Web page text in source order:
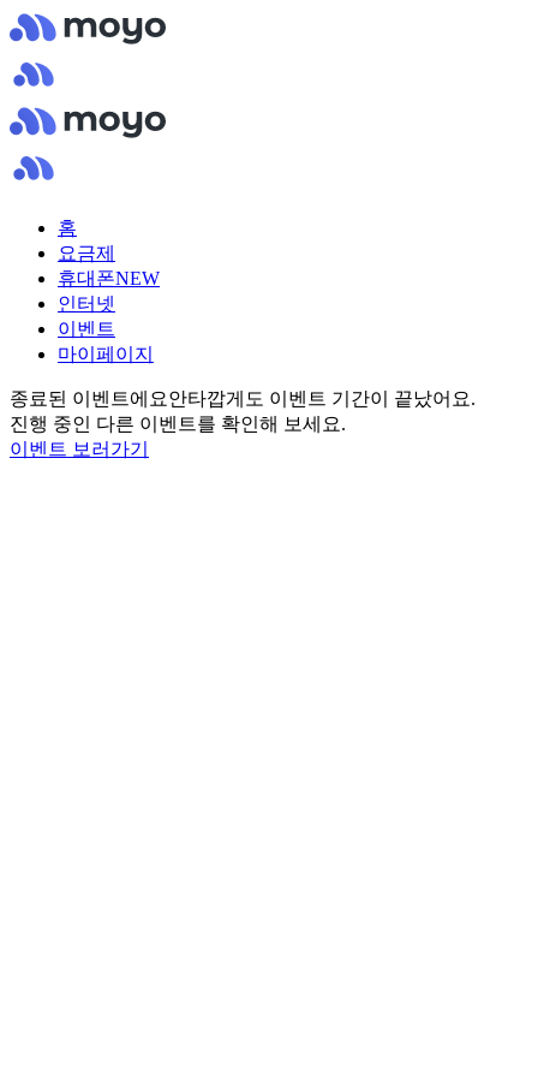
홈
요금제
휴대폰NEW
인터넷
이벤트
마이페이지
종료된 이벤트에요안타깝게도 이벤트 기간이 끝났어요.
진행 중인 다른 이벤트를 확인해 보세요.
이벤트 보러가기